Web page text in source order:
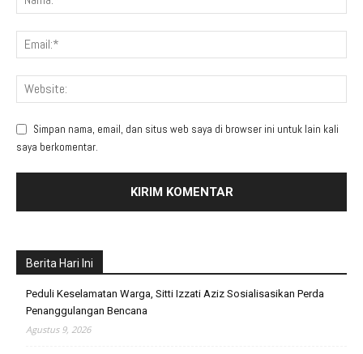
Simpan nama, email, dan situs web saya di browser ini untuk lain kali
saya berkomentar.
Berita Hari Ini
Peduli Keselamatan Warga, Sitti Izzati Aziz Sosialisasikan Perda
Penanggulangan Bencana
Agustus 9, 2026